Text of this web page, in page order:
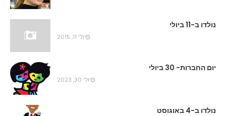
נולדו ב-11 ביולי
יולי 11, 2015
יום החברות- 30 ביולי
יולי 30, 2023
נולדו ב-4 באוגוסט